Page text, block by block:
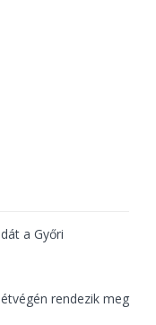
a Győri
rendezik meg